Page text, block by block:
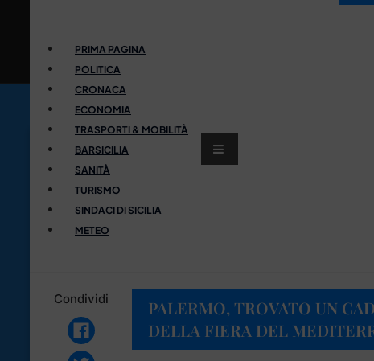
PRIMA PAGINA
POLITICA
CRONACA
ECONOMIA
TRASPORTI & MOBILITÀ
BARSICILIA
SANITÀ
TURISMO
SINDACI DI SICILIA
METEO
Condividi
PALERMO, TROVATO UN
DELLA FIERA DEL